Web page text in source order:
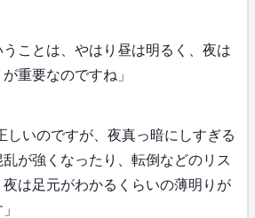
うことは、やはり昼は明るく、夜は
重要なのですね」
しいのですが、夜真っ暗にしすぎる
が強くなったり、転倒などのリス
は足元がわかるくらいの薄明りが